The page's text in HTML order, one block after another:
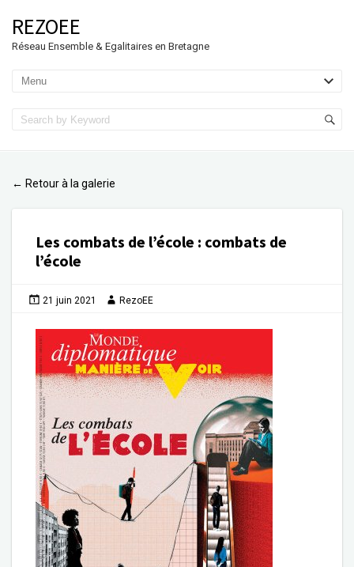
REZOEE
Réseau Ensemble & Egalitaires en Bretagne
← Retour à la galerie
Les combats de l’école : combats de
l’école
21 juin 2021 RezoEE